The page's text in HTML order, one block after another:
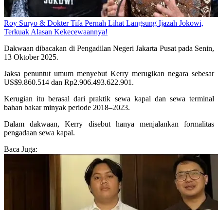
Roy Suryo & Dokter Tifa Pernah Lihat Langsung Ijazah Jokowi,
Terkuak Alasan Kekecewaannya!
Dakwaan dibacakan di Pengadilan Negeri Jakarta Pusat pada Senin,
13 Oktober 2025.
Jaksa penuntut umum menyebut Kerry merugikan negara sebesar
US$9.860.514 dan Rp2.906.493.622.901.
Kerugian itu berasal dari praktik sewa kapal dan sewa terminal
bahan bakar minyak periode 2018–2023.
Dalam dakwaan, Kerry disebut hanya menjalankan formalitas
pengadaan sewa kapal.
Baca Juga: